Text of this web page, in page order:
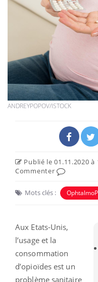
ANDREYPOPOV/ISTOCK
Publié le 01.11.2020 à
Commenter
Mots clés :
Aux Etats-Unis,
l’usage et la
consommation
d’opioïdes est un
problème sanitaire